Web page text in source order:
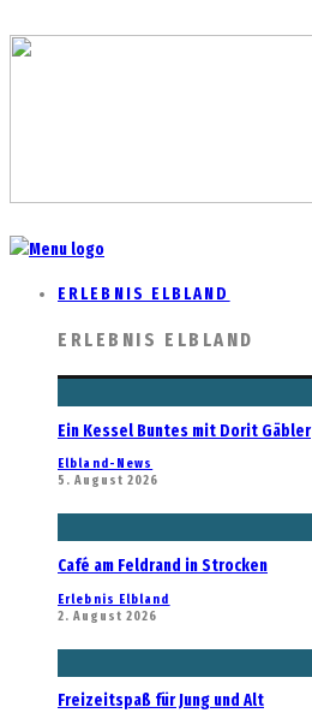
ERLEBNIS ELBLAND
ERLEBNIS ELBLAND
Ein Kessel Buntes mit Dorit Gäbler
Elbland-News
5. August 2026
Café am Feldrand in Strocken
Erlebnis Elbland
2. August 2026
Freizeitspaß für Jung und Alt